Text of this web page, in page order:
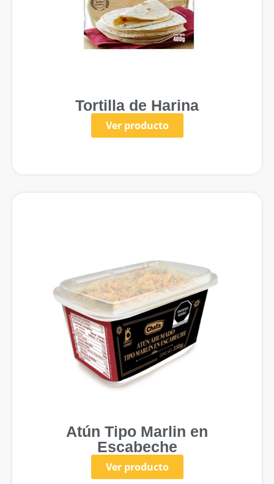
Tortilla de Harina
Ver producto
Atún Tipo Marlin en
Escabeche
Ver producto